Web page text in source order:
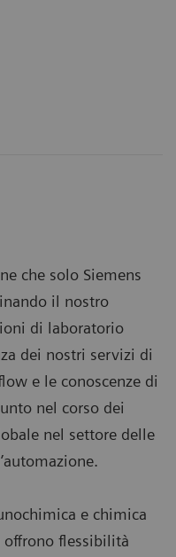
che solo Siemens
il nostro
di laboratorio
dei nostri servizi di
e le conoscenze di
nel corso dei
nel settore delle
e chimica
flessibilità